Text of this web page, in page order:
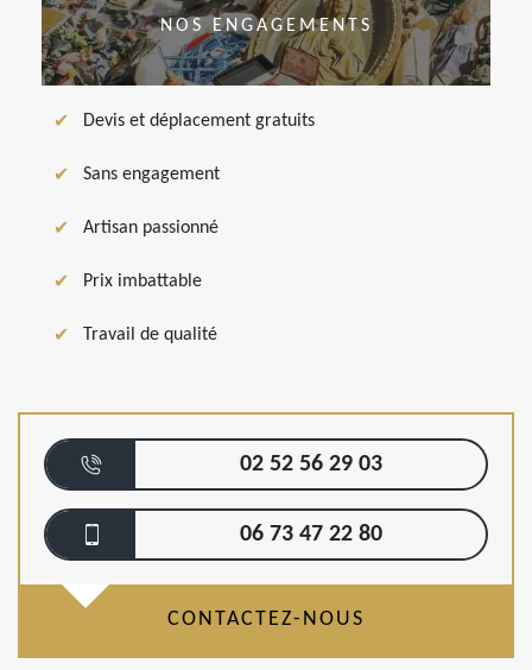
NOS ENGAGEMENTS
Devis et déplacement gratuits
Sans engagement
Artisan passionné
Prix imbattable
Travail de qualité
02 52 56 29 03
06 73 47 22 80
CONTACTEZ-NOUS